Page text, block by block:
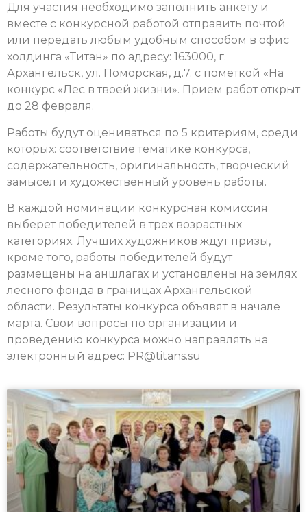
Для участия необходимо заполнить анкету и
вместе с конкурсной работой отправить почтой
или передать любым удобным способом в офис
холдинга «Титан» по адресу: 163000, г.
Архангельск, ул. Поморская, д.7. с пометкой «На
конкурс «Лес в твоей жизни». Прием работ открыт
до 28 февраля.
Работы будут оцениваться по 5 критериям, среди
которых: соответствие тематике конкурса,
содержательность, оригинальность, творческий
замысел и художественный уровень работы.
В каждой номинации конкурсная комиссия
выберет победителей в трех возрастных
категориях. Лучших художников ждут призы,
кроме того, работы победителей будут
размещены на аншлагах и установлены на землях
лесного фонда в границах Архангельской
области. Результаты конкурса объявят в начале
марта. Свои вопросы по организации и
проведению конкурса можно направлять на
электронный адрес: PR@titans.su